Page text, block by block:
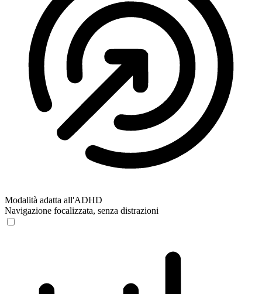
Modalità adatta all'ADHD
Navigazione focalizzata, senza distrazioni